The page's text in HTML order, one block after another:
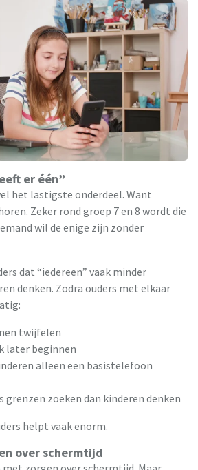
er één”
het lastigste onderdeel. Want
Zeker rond groep 7 en 8 wordt die
wil de enige zijn zonder
dat “iedereen” vaak minder
denken. Zodra ouders met elkaar
twijfelen
later beginnen
alleen een basistelefoon
grenzen zoeken dan kinderen denken
helpt vaak enorm.
over schermtijd